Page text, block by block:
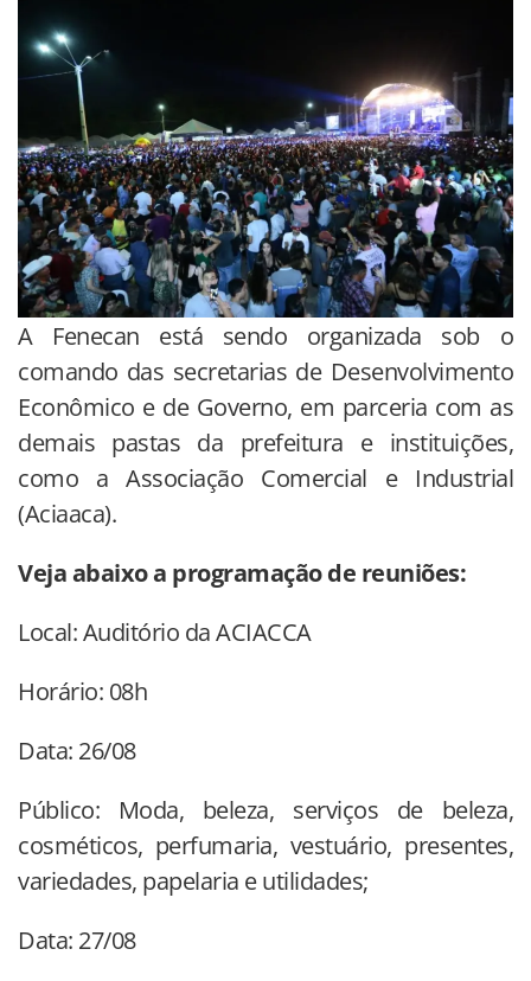
A Fenecan está sendo organizada sob o
comando das secretarias de Desenvolvimento
Econômico e de Governo, em parceria com as
demais pastas da prefeitura e instituições,
como a Associação Comercial e Industrial
(Aciaaca).
Veja abaixo a programação de reuniões:
Local: Auditório da ACIACCA
Horário: 08h
Data: 26/08
Público: Moda, beleza, serviços de beleza,
cosméticos, perfumaria, vestuário, presentes,
variedades, papelaria e utilidades;
Data: 27/08